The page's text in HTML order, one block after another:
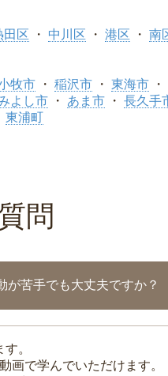
田区 中川区 港区 南
牧市 稲沢市 東海市
よし市 あま市 長久手
東浦町
問
が苦手でも大丈夫ですか？
。
画で学んでいただけます。